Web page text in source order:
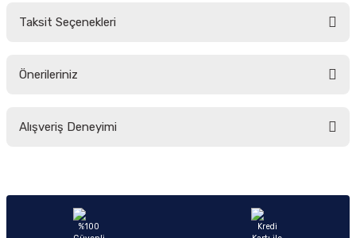
Taksit Seçenekleri
Önerileriniz
yetersiz gördüğünüz noktaları öneri formunu kullanarak tarafımıza
Ürün açıklamasında eksik bilgiler bulunuyor.
Alışveriş Deneyimi
Sitemize ilk yorumu siz yapın!